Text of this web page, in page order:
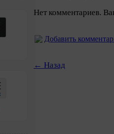
Нет комментариев.
Добавить
← Назад